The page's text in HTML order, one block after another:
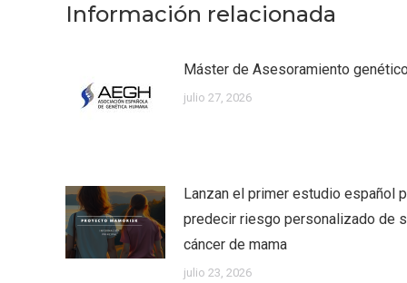
Información relacionada
Máster de Asesoramiento
julio 27, 2026
Lanzan el primer estudio español
predecir riesgo personalizado de
cáncer de mama
julio 23, 2026